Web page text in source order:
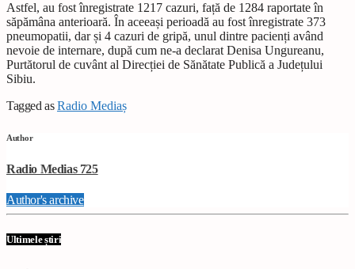
Astfel, au fost înregistrate 1217 cazuri, față de 1284 raportate în
săpămâna anterioară. În aceeași perioadă au fost înregistrate 373
pneumopatii, dar și 4 cazuri de gripă, unul dintre pacienți având
nevoie de internare, după cum ne-a declarat Denisa Ungureanu,
Purtătorul de cuvânt al Direcției de Sănătate Publică a Județului
Sibiu.
Tagged asRadio Mediaș
Author
Radio Medias 725
Author's archive
Ultimele știri